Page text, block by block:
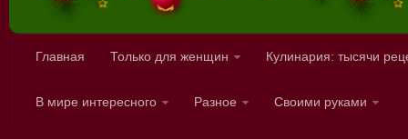
Главная Только для женщин Кулинария: тысячи
В мире интересного Разное Своими руками